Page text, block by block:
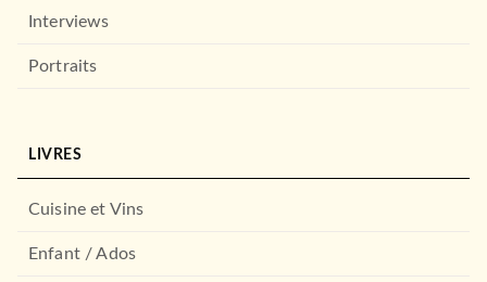
Interviews
Portraits
LIVRES
Cuisine et Vins
Enfant / Ados